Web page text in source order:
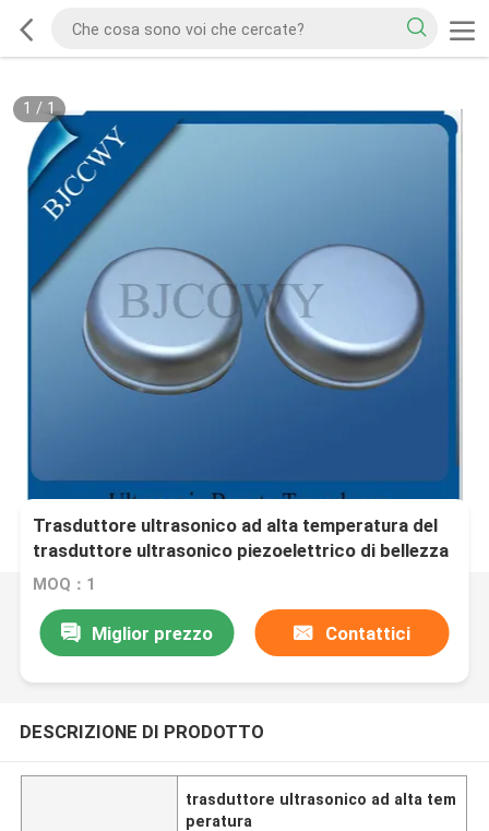
1 / 1
Trasduttore ultrasonico ad alta temperatura del
trasduttore ultrasonico piezoelettrico di bellezza
MOQ：1
Miglior prezzo Contattici
DESCRIZIONE DI PRODOTTO
trasduttore ultrasonico ad alta tem
peratura